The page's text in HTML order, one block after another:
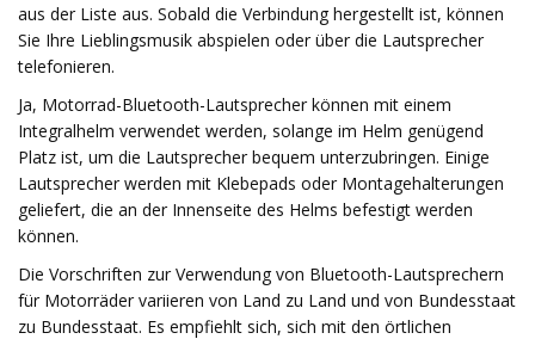
aus der Liste aus. Sobald die Verbindung hergestellt ist, können
Sie Ihre Lieblingsmusik abspielen oder über die Lautsprecher
telefonieren.
Ja, Motorrad-Bluetooth-Lautsprecher können mit einem
Integralhelm verwendet werden, solange im Helm genügend
Platz ist, um die Lautsprecher bequem unterzubringen. Einige
Lautsprecher werden mit Klebepads oder Montagehalterungen
geliefert, die an der Innenseite des Helms befestigt werden
können.
Die Vorschriften zur Verwendung von Bluetooth-Lautsprechern
für Motorräder variieren von Land zu Land und von Bundesstaat
zu Bundesstaat. Es empfiehlt sich, sich mit den örtlichen